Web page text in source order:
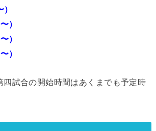
）
）
）
試合の開始時間はあくまでも予定時